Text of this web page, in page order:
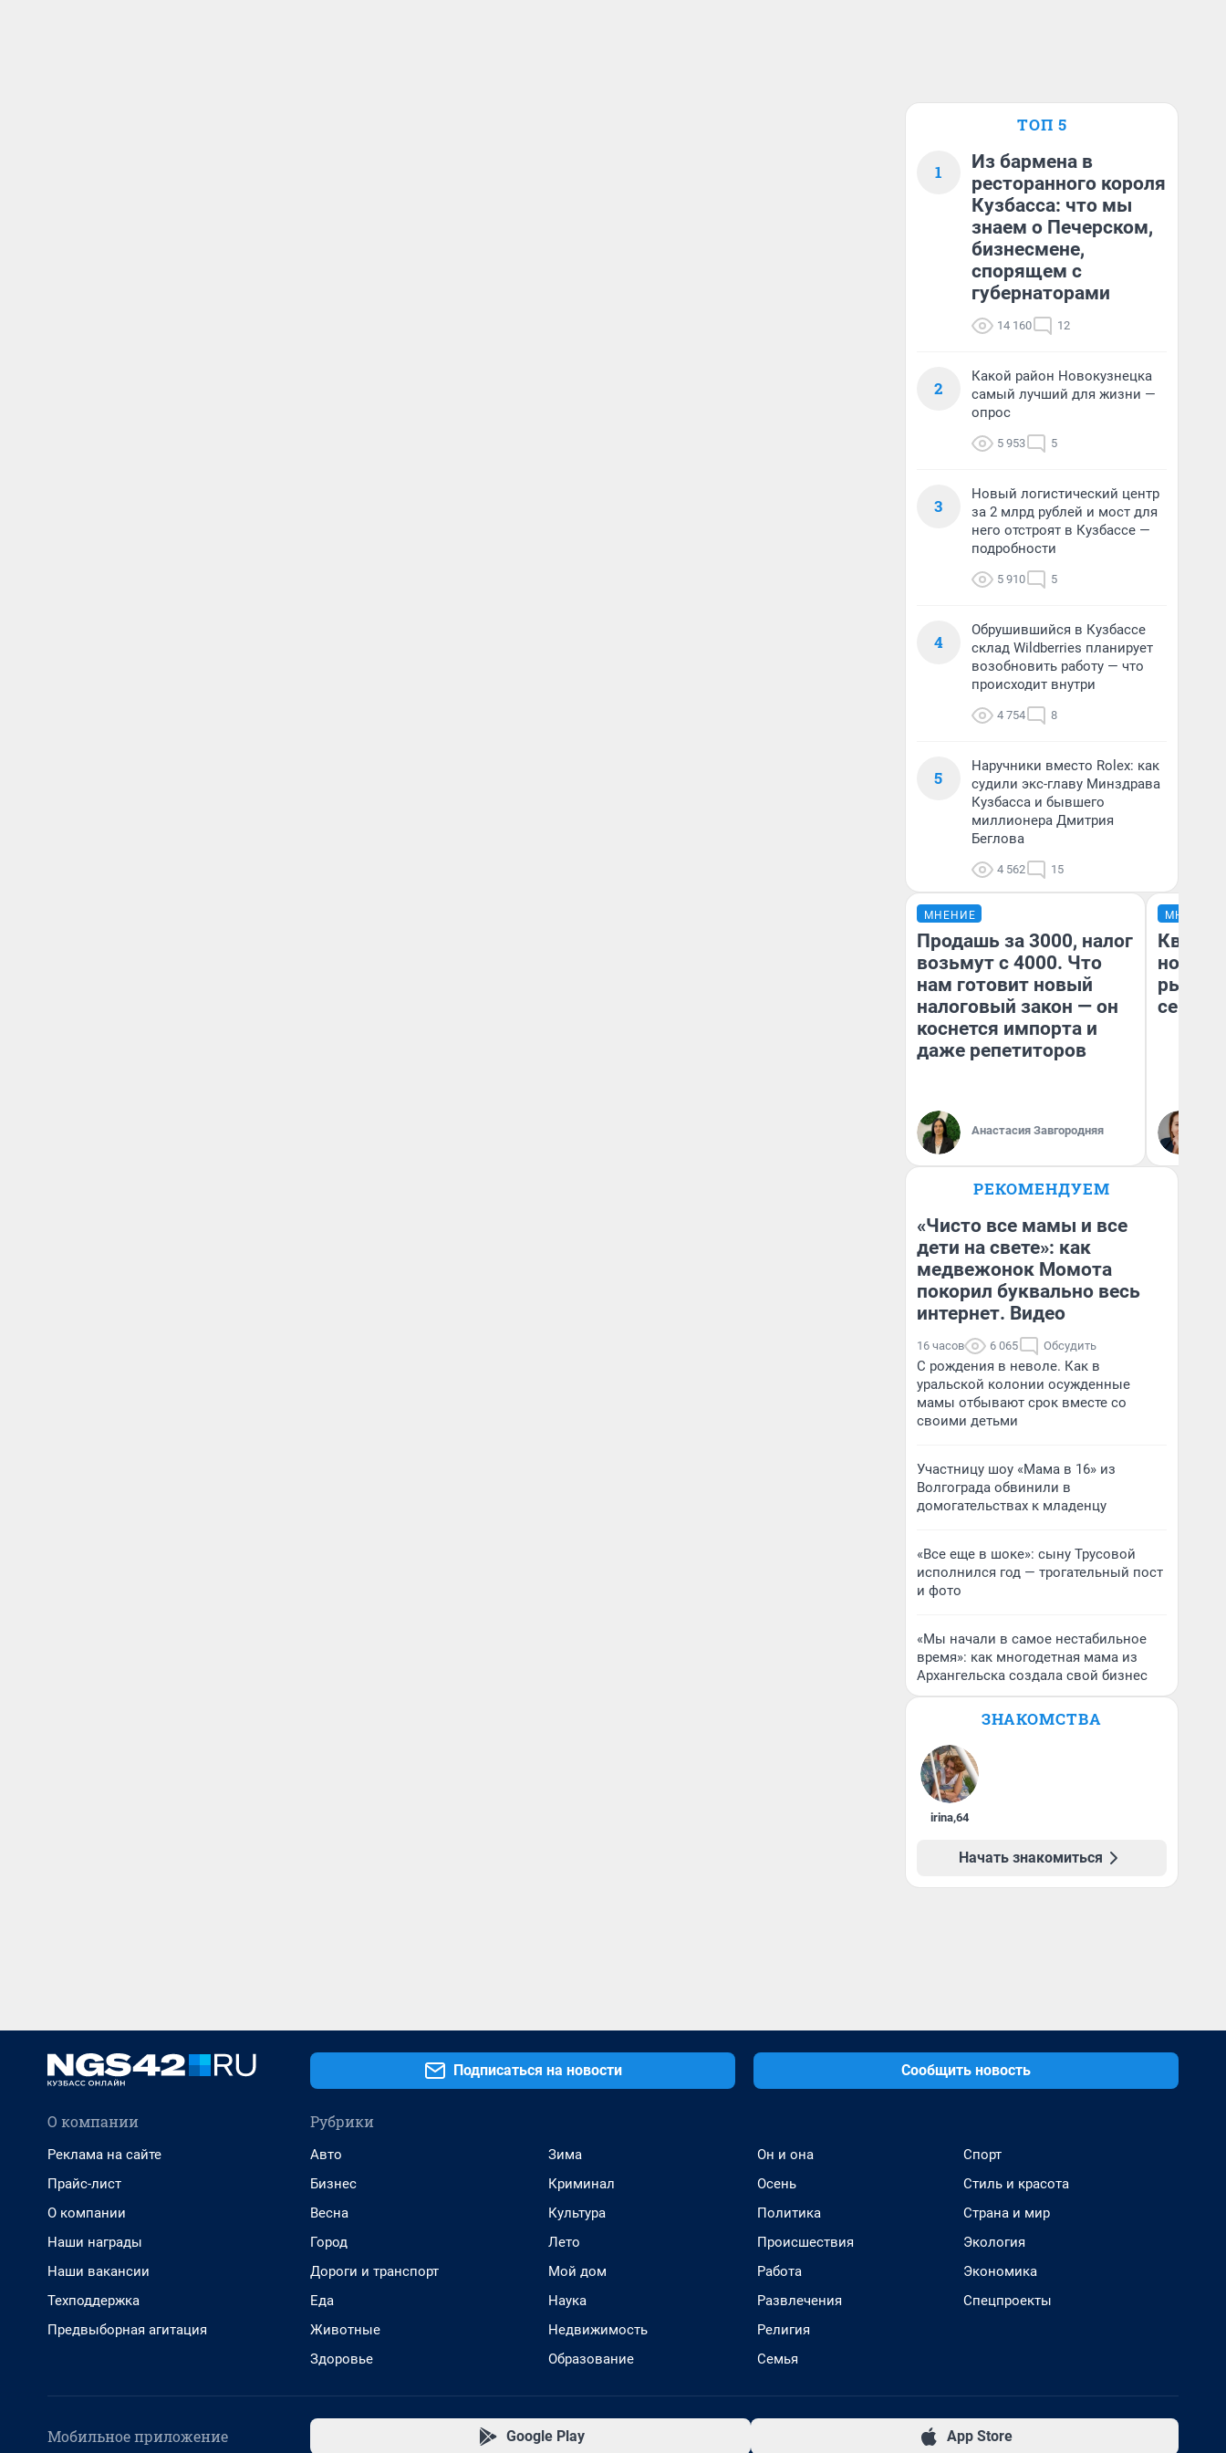
ТОП 5
1
Из бармена в
ресторанного короля
Кузбасса: что мы
знаем о Печерском,
бизнесмене,
спорящем с
губернаторами
14 160 12
2
Какой район Новокузнецка
самый лучший для жизни —
опрос
5 953 5
3
Новый логистический центр
за 2 млрд рублей и мост для
него отстроят в Кузбассе —
подробности
5 910 5
4
Обрушившийся в Кузбассе
склад Wildberries планирует
возобновить работу — что
происходит внутри
4 754 8
5
Наручники вместо Rolex: как
судили экс-главу Минздрава
Кузбасса и бывшего
миллионера Дмитрия
Беглова
4 562 15
МНЕНИЕ
Продашь за 3000, налог
возьмут с 4000. Что
нам готовит новый
налоговый закон — он
коснется импорта и
даже репетиторов
Анастасия Завгородняя
МНЕНИЕ
но
рынок
РЕКОМЕНДУЕМ
«Чисто все мамы и все
дети на свете»: как
медвежонок Момота
покорил буквально весь
интернет. Видео
16 часов 6 065 Обсудить
С рождения в неволе. Как в
уральской колонии осужденные
мамы отбывают срок вместе со
своими детьми
Участницу шоу «Мама в 16» из
Волгограда обвинили в
домогательствах к младенцу
«Все еще в шоке»: сыну Трусовой
исполнился год — трогательный пост
и фото
«Мы начали в самое нестабильное
время»: как многодетная мама из
Архангельска создала свой бизнес
ЗНАКОМСТВА
irina,64
Начать знакомиться
Подписаться на новости Сообщить новость
О компании
Реклама на сайте
Прайс-лист
О компании
Наши награды
Наши вакансии
Техподдержка
Предвыборная агитация
Рубрики
Авто
Бизнес
Весна
Город
Дороги и транспорт
Еда
Животные
Здоровье
Зима
Криминал
Культура
Лето
Мой дом
Наука
Недвижимость
Образование
Он и она
Осень
Политика
Происшествия
Работа
Развлечения
Религия
Семья
Спорт
Стиль и красота
Страна и мир
Экология
Экономика
Спецпроекты
Мобильное приложение Google Play App Store